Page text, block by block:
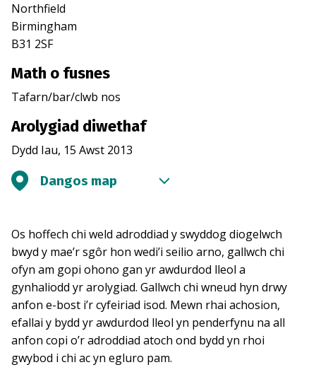
Northfield
Birmingham
B31 2SF
Math o fusnes
Tafarn/bar/clwb nos
Arolygiad diwethaf
Dydd Iau, 15 Awst 2013
Dangos map
Os hoffech chi weld adroddiad y swyddog diogelwch
bwyd y mae’r sgôr hon wedi’i seilio arno, gallwch chi
ofyn am gopi ohono gan yr awdurdod lleol a
gynhaliodd yr arolygiad. Gallwch chi wneud hyn drwy
anfon e-bost i’r cyfeiriad isod. Mewn rhai achosion,
efallai y bydd yr awdurdod lleol yn penderfynu na all
anfon copi o’r adroddiad atoch ond bydd yn rhoi
gwybod i chi ac yn egluro pam.